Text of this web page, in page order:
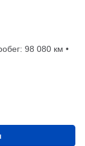
98 080 км •